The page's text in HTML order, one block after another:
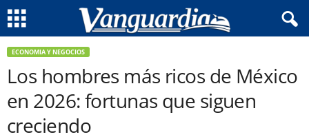
ECONOMIA Y NEGOCIOS
Los hombres más ricos de México
en 2026: fortunas que siguen
creciendo